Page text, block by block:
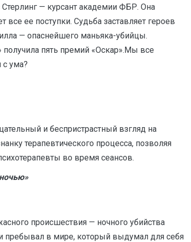
— курсант академии ФБР. Она
ее поступки. Судьба заставляет героев
— опаснейшего маньяка-убийцы.
получила пять премий «Оскар».Мы все
ума?
и беспристрастный взгляд на
терапевтического процесса, позволяя
во время сеансов.
происшествия — ночного убийства
пребывал в мире, который выдумал для себя